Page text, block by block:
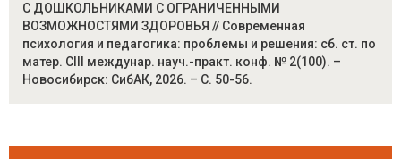
С ДОШКОЛЬНИКАМИ С ОГРАНИЧЕННЫМИ
ВОЗМОЖНОСТЯМИ ЗДОРОВЬЯ // Современная
психология и педагогика: проблемы и решения: сб. ст. по
матер. CIII междунар. науч.-практ. конф. № 2(100). –
Новосибирск: СибАК, 2026. – С. 50-56.